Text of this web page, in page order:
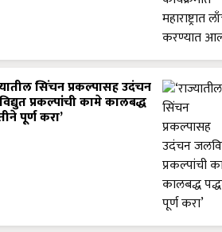
सिंचन प्रकल्पासह उदंचन
प्रकल्पांची कामे कालबद्ध
पूर्ण करा’